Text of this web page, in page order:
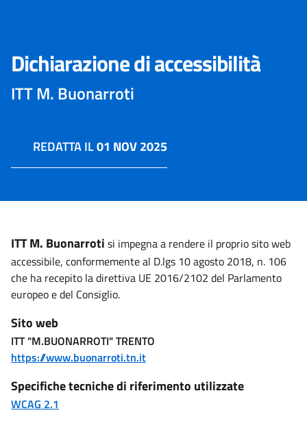
Dichiarazione di accessibilità
ITT M. Buonarroti
REDATTA IL01 NOV 2025
ITT M. Buonarroti si impegna a rendere il proprio sito web
accessibile, conformemente al D.lgs 10 agosto 2018, n. 106
che ha recepito la direttiva UE 2016/2102 del Parlamento
europeo e del Consiglio.
Sito web
ITT "M.BUONARROTI" TRENTO
https://www.buonarroti.tn.it
Specifiche tecniche di riferimento utilizzate
WCAG 2.1